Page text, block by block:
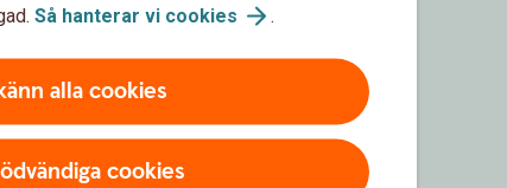
inte flytta din
kontakta oss på
Så hanterar vi cookies .
alla cookies
cookies